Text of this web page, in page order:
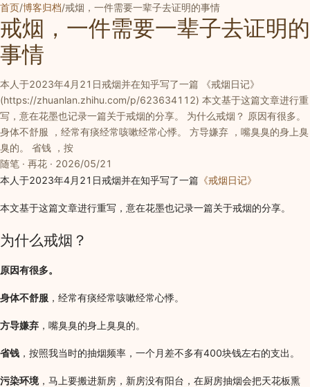
首页/博客归档/戒烟，一件需要一辈子去证明的事情
戒烟，一件需要一辈子去证明的
事情
本人于2023年4月21日戒烟并在知乎写了一篇 《戒烟日记》
(https://zhuanlan.zhihu.com/p/623634112) 本文基于这篇文章进行重
写，意在花墨也记录一篇关于戒烟的分享。 为什么戒烟？ 原因有很多。
身体不舒服 ，经常有痰经常咳嗽经常心悸。 方导嫌弃 ，嘴臭臭的身上臭
臭的。 省钱 ，按
随笔 · 再花 · 2026/05/21
本人于2023年4月21日戒烟并在知乎写了一篇 《戒烟日记》
本文基于这篇文章进行重写，意在花墨也记录一篇关于戒烟的分享。
为什么戒烟？
原因有很多。
身体不舒服 ，经常有痰经常咳嗽经常心悸。
方导嫌弃 ，嘴臭臭的身上臭臭的。
省钱 ，按照我当时的抽烟频率，一个月差不多有400块钱左右的支出。
污染环境，马上要搬进新房，新房没有阳台，在厨房抽烟会把天花板熏